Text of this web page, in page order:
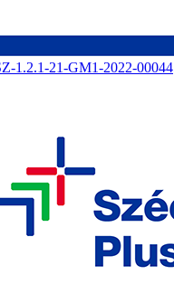
1.2.1-21-GM1-2022-00044